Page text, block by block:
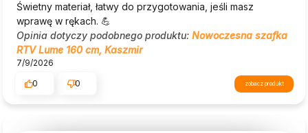
Świetny materiał, łatwy do przygotowania, jeśli masz
wprawę w rękach. 💪
Opinia dotyczy podobnego produktu: Nowoczesna szafka
RTV Lume 160 cm, Kaszmir
7/9/2026
0
0 zobacz produkt